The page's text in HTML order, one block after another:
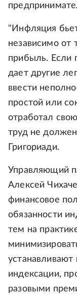
"Инфляция
независимо от
прибыль. Если
дает другие
ввести
простой или
отработал
труд не
Григориади.
Управляющий
Алексей
финансовое
обязанности
тем на
индексации,
разовыми